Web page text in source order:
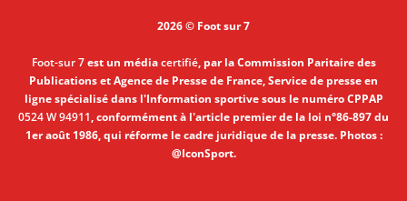
2026 © Foot sur 7
Foot-sur 7est un médiacertifié, par la Commission Paritaire des
Publications et Agence de Presse de France, Service de presse en
ligne spécialisé dans l'Information sportive sous le numéro CPPAP
0524 W 94911, conformément à l'article premier de la loi n°86-897 du
1er août 1986, qui réforme le cadre juridique de la presse. Photos :
@IconSport.